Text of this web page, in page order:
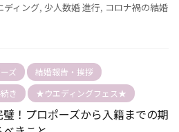
ディング, 少人数婚 進行, コロナ禍の結婚
ズ
結婚報告・挨拶
き
★ウエディングフェス★
璧！プロポーズから入籍までの期